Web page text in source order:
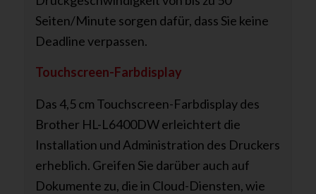
Seiten/Minute sorgen dafür, dass Sie keine
Deadline verpassen.
Touchscreen-Farbdisplay
Das 4,5 cm Touchscreen-Farbdisplay des
Brother HL-L6400DW erleichtert die
Installation und Administration des Druckers
erheblich. Greifen Sie darüber auch auf
Dokumente zu, die in Cloud-Diensten, wie